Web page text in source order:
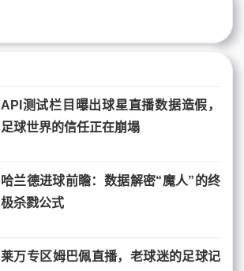
API测试栏目曝出球星直播数据造假，
足球世界的信任正在崩塌
哈兰德进球前瞻：数据解密“魔人”的终
极杀戮公式
莱万专区姆巴佩直播，老球迷的足球记